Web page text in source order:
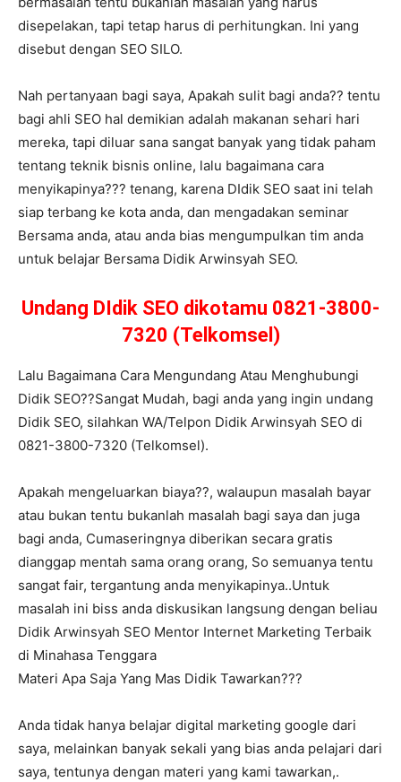
disepelakan, tapi tetap harus di perhitungkan. Ini yang
disebut dengan SEO SILO.
Nah pertanyaan bagi saya, Apakah sulit bagi anda?? tentu
bagi ahli SEO hal demikian adalah makanan sehari hari
mereka, tapi diluar sana sangat banyak yang tidak paham
tentang teknik bisnis online, lalu bagaimana cara
menyikapinya??? tenang, karena DIdik SEO saat ini telah
siap terbang ke kota anda, dan mengadakan seminar
Bersama anda, atau anda bias mengumpulkan tim anda
untuk belajar Bersama Didik Arwinsyah SEO.
Undang DIdik SEO dikotamu 0821-3800-
7320 (Telkomsel)
Lalu Bagaimana Cara Mengundang Atau Menghubungi
Didik SEO??Sangat Mudah, bagi anda yang ingin undang
Didik SEO, silahkan WA/Telpon Didik Arwinsyah SEO di
0821-3800-7320 (Telkomsel).
Apakah mengeluarkan biaya??, walaupun masalah bayar
atau bukan tentu bukanlah masalah bagi saya dan juga
bagi anda, Cumaseringnya diberikan secara gratis
dianggap mentah sama orang orang, So semuanya tentu
sangat fair, tergantung anda menyikapinya..Untuk
masalah ini biss anda diskusikan langsung dengan beliau
Didik Arwinsyah SEO Mentor Internet Marketing Terbaik
di Minahasa Tenggara
Materi Apa Saja Yang Mas Didik Tawarkan???
Anda tidak hanya belajar digital marketing google dari
saya, melainkan banyak sekali yang bias anda pelajari dari
saya, tentunya dengan materi yang kami tawarkan,.